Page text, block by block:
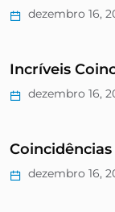
dezembro 16,
Incríveis
dezembro 16,
dezembro 16,